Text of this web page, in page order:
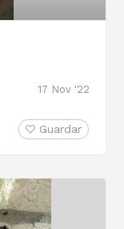
17 Nov '22
Guardar